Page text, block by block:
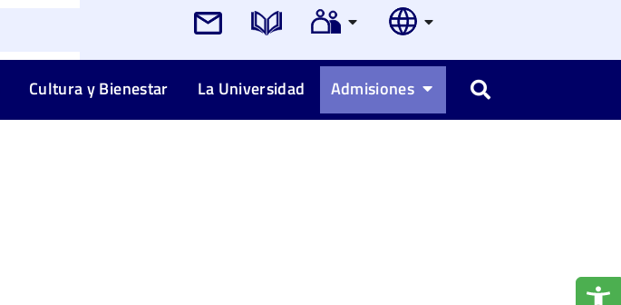
Cultura y Bienestar La Universidad Admisiones Buscar